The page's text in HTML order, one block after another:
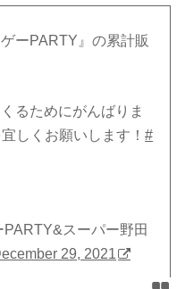
ーPARTY』の累計販
るためにがんばりま
しくお願いします！#
スーパー野田
29, 2021